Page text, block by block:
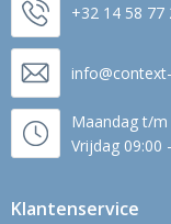
+32 14 58 77
Maandag t/m
Vrijdag 09:00
Klantenservice